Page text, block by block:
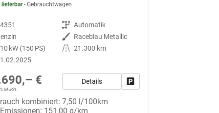
Gebrauchtwagen
Getriebe Automatik
Außenfarbe Raceblau Metallic
kW (150 PS)
Kilometerstand 21.300 km
€
MwSt.
Details
kombiniert:7,50 l/100km
151,00 g/km